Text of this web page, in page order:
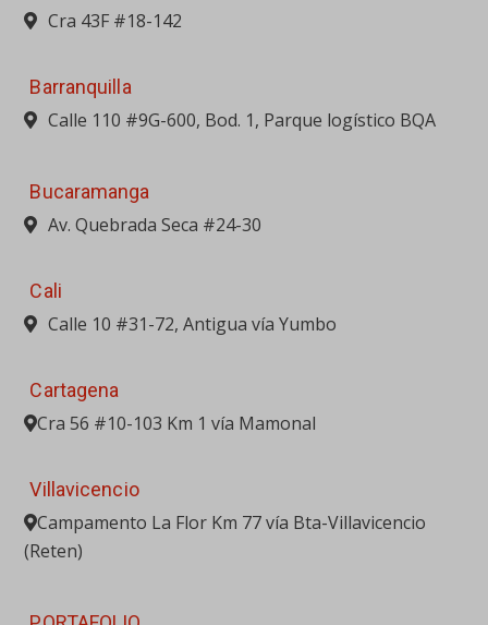
Cra 43F #18-142
Barranquilla
Calle 110 #9G-600, Bod. 1, Parque logístico BQA
Bucaramanga
Av. Quebrada Seca #24-30
Cali
Calle 10 #31-72, Antigua vía Yumbo
Cartagena
Cra 56 #10-103 Km 1 vía Mamonal
Villavicencio
Campamento La Flor Km 77 vía Bta-Villavicencio
(Reten)